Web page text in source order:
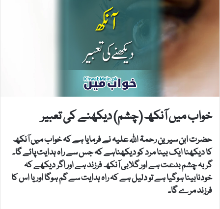
خواب میں آنکھ (چشم) دیکھنے کی تعبیر
حضرت ابن سیرین رحمۃ اللہ علیہ نے فرمایا ہے کہ خواب میں آنکھ
کا دیکھنا ایک بینا مرد کو دیکھناہے کہ جس سے راہ ہدایت پائے گا۔
گربہ چشم بدعت ہے اور گلابی آنکھ فرزند ہے اور اگر دیکھے کہ
خودنابینا ہوگیا ہے تو دلیل ہے کہ راہ ہدایت سے گم ہوگا اور یا اس کا
فرزند مرے گا۔